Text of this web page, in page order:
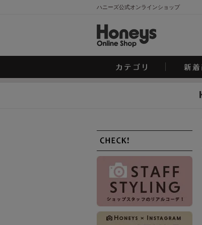
ハニーズ公式オンラインショップ